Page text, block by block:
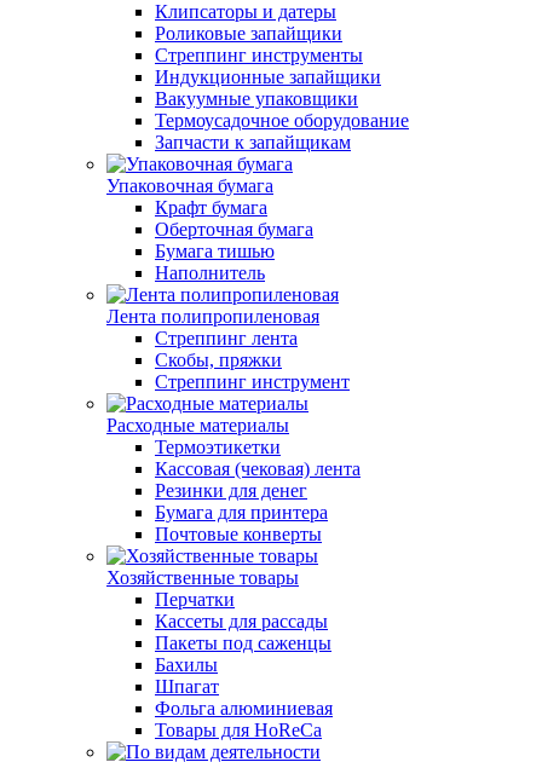
Клипсаторы и датеры
Роликовые запайщики
Стреппинг инструменты
Индукционные запайщики
Вакуумные упаковщики
Термоусадочное оборудование
Запчасти к запайщикам
Упаковочная бумага
Крафт бумага
Оберточная бумага
Бумага тишью
Наполнитель
Лента полипропиленовая
Стреппинг лента
Скобы, пряжки
Стреппинг инструмент
Расходные материалы
Термоэтикетки
Кассовая (чековая) лента
Резинки для денег
Бумага для принтера
Почтовые конверты
Хозяйственные товары
Перчатки
Кассеты для рассады
Пакеты под саженцы
Бахилы
Шпагат
Фольга алюминиевая
Товары для HoReCa